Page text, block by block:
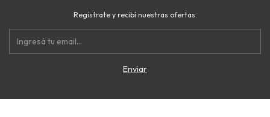
Registrate y recibí nuestras ofertas.